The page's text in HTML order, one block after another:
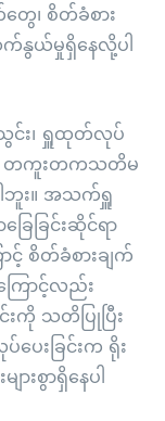
ေ၊ စိတ်ခံစား
နွယ်မှုရှိနေလို့ပါ
င်း၊ ရှူထုတ်လုပ်
မဲ့ တကူးတကသတိမ
ဘူး။ အသက်ရှူ
ြေခြင်းဆိုင်ရာ
င့် စိတ်ခံစားချက်
ြောင့်လည်း
ကို သတိပြုပြီး
ေးခြင်းက ရိုး
ားစွာရှိနေပါ